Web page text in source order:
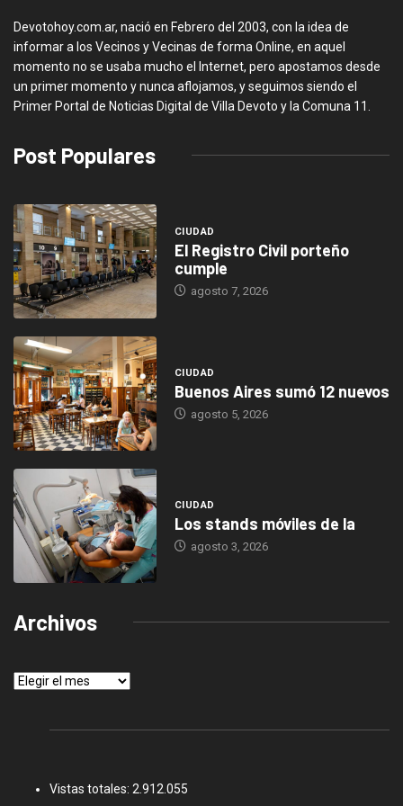
Devotohoy.com.ar, nació en Febrero del 2003, con la idea de
informar a los Vecinos y Vecinas de forma Online, en aquel
momento no se usaba mucho el Internet, pero apostamos desde
un primer momento y nunca aflojamos, y seguimos siendo el
Primer Portal de Noticias Digital de Villa Devoto y la Comuna 11.
Post Populares
CIUDAD
El Registro Civil porteño
cumple
agosto 7, 2026
CIUDAD
Buenos Aires sumó 12 nuevos
agosto 5, 2026
CIUDAD
Los stands móviles de la
agosto 3, 2026
Archivos
Archivos
Vistas totales: 2.912.055